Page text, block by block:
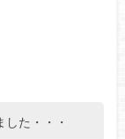
た・・・